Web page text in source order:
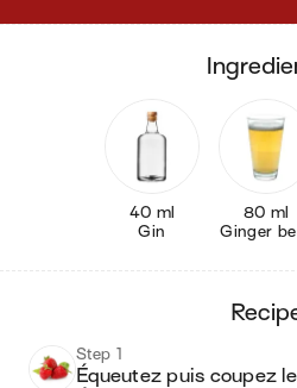
40 ml
Gin
80 ml
Ginger
Step 1
Équeutez puis coupez